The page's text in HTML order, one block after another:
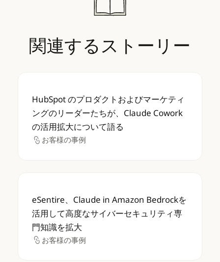
関連するストーリー
HubSpot のプロダクトおよびマーケティ
HubSpot のプロダクトおよびマーケティ
ングのリーダーたちが、Claude Cowork
の活用拡大について語る
お客様の事例
お客様の事例
eSentire、Claude in Amazon Bedrockを
eSentire、Claude in Amazon Bedrockを
活用して高度なサイバーセキュリティ専
門知識を拡大
お客様の事例
お客様の事例